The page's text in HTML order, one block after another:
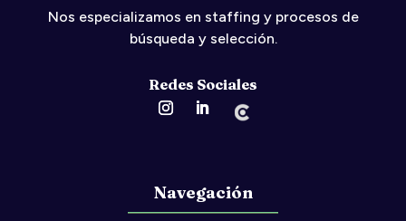
Nos especializamos en staffing y procesos de
búsqueda y selección.
Redes Sociales
Navegación